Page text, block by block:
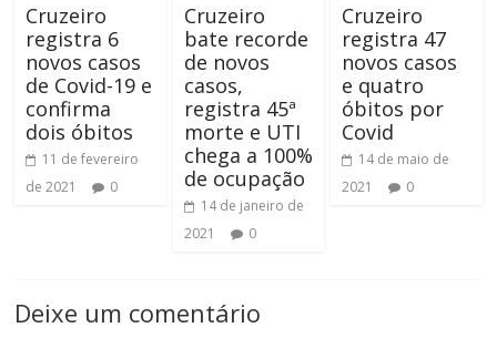
Cruzeiro
registra 6
novos casos
de Covid-19 e
confirma
dois óbitos
11 de fevereiro
de 2021
0
Cruzeiro
bate recorde
de novos
casos,
registra 45ª
morte e UTI
chega a 100%
de ocupação
14 de janeiro de
2021
0
Cruzeiro
registra 47
novos casos
e quatro
óbitos por
Covid
14 de maio de
2021
0
Deixe um comentário